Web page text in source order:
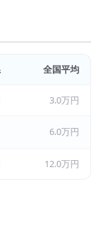
全国平均
3.0万円
6.0万円
12.0万円